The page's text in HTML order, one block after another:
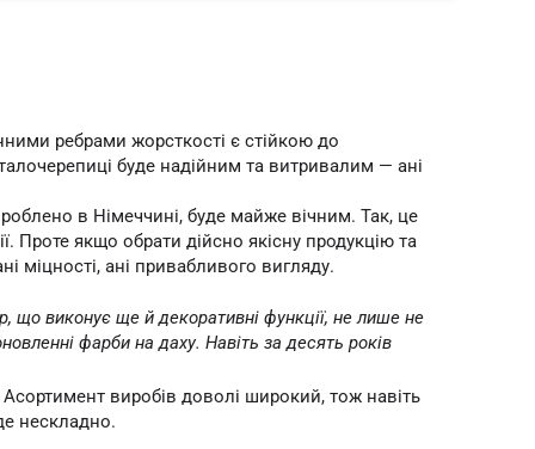
ребрами жорсткості є стійкою до
буде надійним та витривалим — ані
в Німеччині, буде майже вічним. Так, це
якщо обрати дійсно якісну продукцію та
міцності, ані привабливого вигляду.
що виконує ще й декоративні функції, не лише не
фарби на даху. Навіть за десять років
виробів доволі широкий, тож навіть
нескладно.